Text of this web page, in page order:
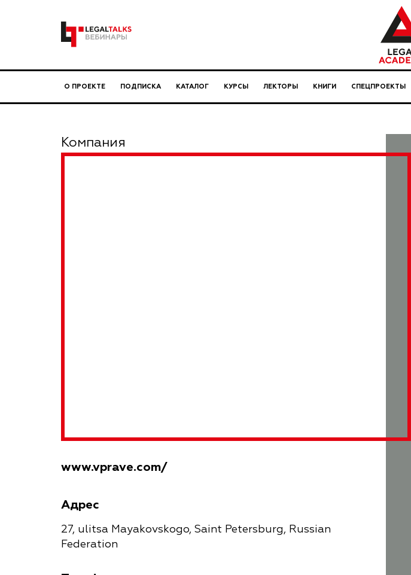
О ПРОЕКТЕ ПОДПИСКА КАТАЛОГ КУРСЫ ЛЕКТОРЫ КНИГИ СПЕЦПРОЕКТЫ
Компания
www.vprave.com/
Адрес
27, ulitsa Mayakovskogo, Saint Petersburg, Russian
Federation